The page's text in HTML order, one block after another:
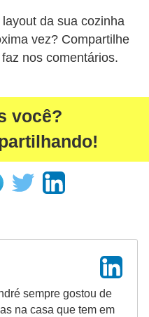
da sua cozinha
vez? Compartilhe
nos comentários.
você?
sempre gostou de
na casa que tem em